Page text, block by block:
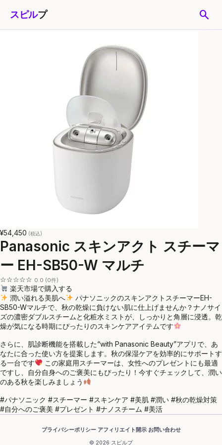
スピルプ search
¥54,450 (税込)
Panasonic スキンアクト スチーマ
ー EH-SB50-W マルチ
☆☆☆☆☆ 0.0 (0件)
楽天市場で購入する
潤い溢れる美肌へ
パナソニックのスキンアクトスチーマーEH-
SB50-Wマルチで、秋の乾燥に負けない肌に仕上げませんか？ナノサイ
ズの濃密ダブルスチームと化粧水ミストが、しっかりと角層に浸透。乾
燥が気になる時期にぴったりのスキンケアアイテムです
さらに、肌診断機能を搭載した“with Panasonic Beauty”アプリで、あ
なたに合った使い方を提案します。秋の保湿ケアを効率的にサポートす
る一台です
この家庭用スチーマーは、女性へのプレゼントにも最適
ですし、自分自身へのご褒美にもぴったり！今すぐチェックして、潤い
のある秋を楽しみましょう
#パナソニック #スチーマー #スキンケア #美肌 #潤い #秋の乾燥対策
#自分へのご褒美 #プレゼント #ナノスチーム #美活
プライバシーポリシー·アフィリエイト開示·お問い合わせ
© 2026 スピルプ